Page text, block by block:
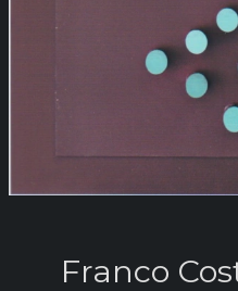
Franco